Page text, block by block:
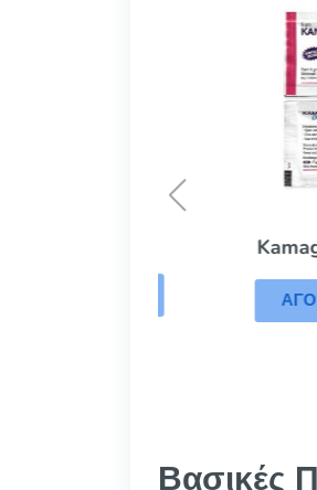
Βασικές